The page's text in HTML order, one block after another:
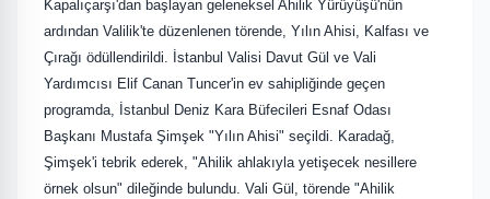
Kapalıçarşı'dan başlayan geleneksel Ahilik Yürüyüşü'nün
ardından Valilik'te düzenlenen törende, Yılın Ahisi, Kalfası ve
Çırağı ödüllendirildi. İstanbul Valisi Davut Gül ve Vali
Yardımcısı Elif Canan Tuncer'in ev sahipliğinde geçen
programda, İstanbul Deniz Kara Büfecileri Esnaf Odası
Başkanı Mustafa Şimşek "Yılın Ahisi" seçildi. Karadağ,
Şimşek'i tebrik ederek, "Ahilik ahlakıyla yetişecek nesillere
örnek olsun" dileğinde bulundu. Vali Gül, törende "Ahilik